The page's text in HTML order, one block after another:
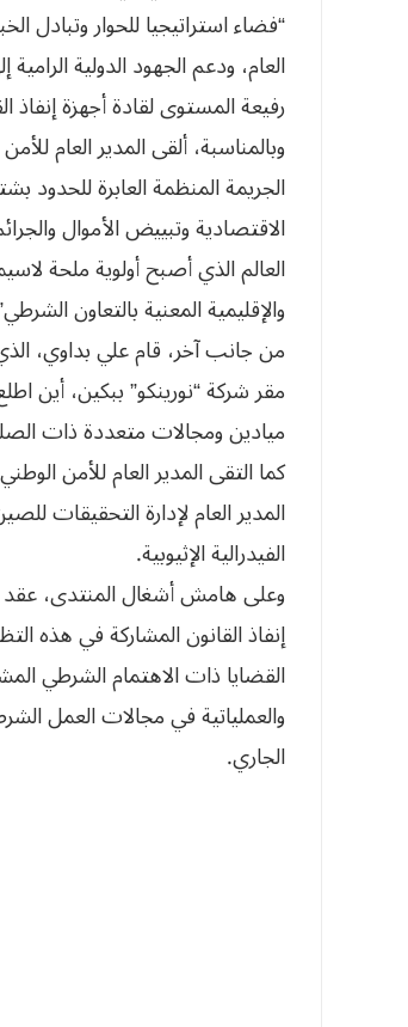
“فضاء استراتيجيا للحوار وتبادل
العام، ودعم الجهود الدولية
رفيعة المستوى لقادة أجهزة إنفاذ
وبالمناسبة، ألقى المدير العام
الجريمة المنظمة العابرة للحدود
الاقتصادية وتبييض الأموال
العالم الذي أصبح أولوية ملحة
والإقليمية المعنية بالتعاون
من جانب آخر، قام علي بداوي،
مقر شركة “نورينكو” ببكين، أين
ميادين ومجالات متعددة ذات
كما التقى المدير العام للأمن
المدير العام لإدارة التحقيقات
الفيدرالية الإثيوبية.
وعلى هامش أشغال المنتدى، عقد
إنفاذ القانون المشاركة في هذه
القضايا ذات الاهتمام الشرطي
الجاري.